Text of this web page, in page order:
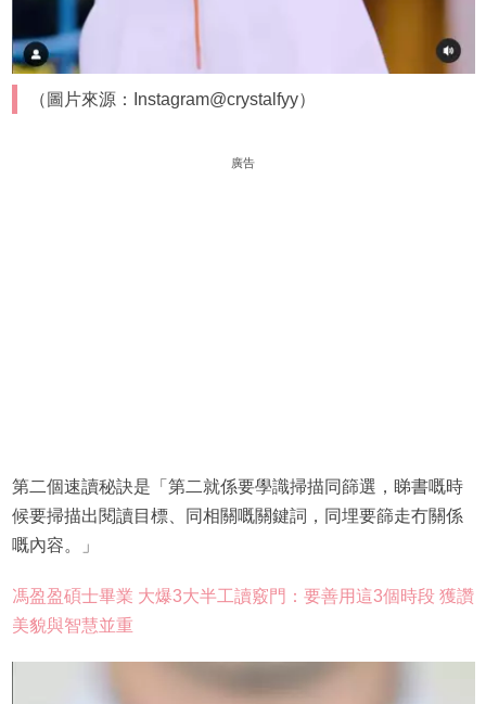
（圖片來源：Instagram@crystalfyy）
廣告
第二個速讀秘訣是「第二就係要學識掃描同篩選，睇書嘅時
候要掃描出閱讀目標、同相關嘅關鍵詞，同埋要篩走冇關係
嘅內容。」
馮盈盈碩士畢業 大爆3大半工讀竅門：要善用這3個時段 獲讚
美貌與智慧並重